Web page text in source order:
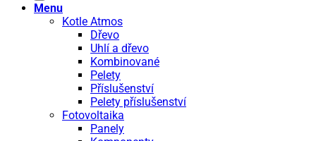
Menu
Kotle Atmos
Dřevo
Uhlí a dřevo
Kombinované
Pelety
Příslušenství
Pelety příslušenství
Fotovoltaika
Panely